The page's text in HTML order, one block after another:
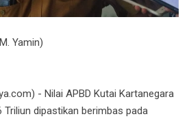
Yamin)
- Nilai APBD Kutai Kartanegara
Triliun dipastikan berimbas pada